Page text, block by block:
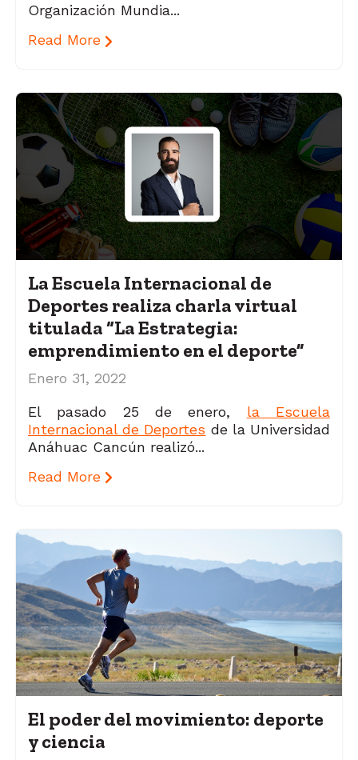
Organización Mundia...
Read More
La Escuela Internacional de
Deportes realiza charla virtual
titulada “La Estrategia:
emprendimiento en el deporte”
Enero 31, 2022
El pasado 25 de enero, la Escuela
Internacional de Deportes de la Universidad
Anáhuac Cancún realizó...
Read More
El poder del movimiento: deporte
y ciencia